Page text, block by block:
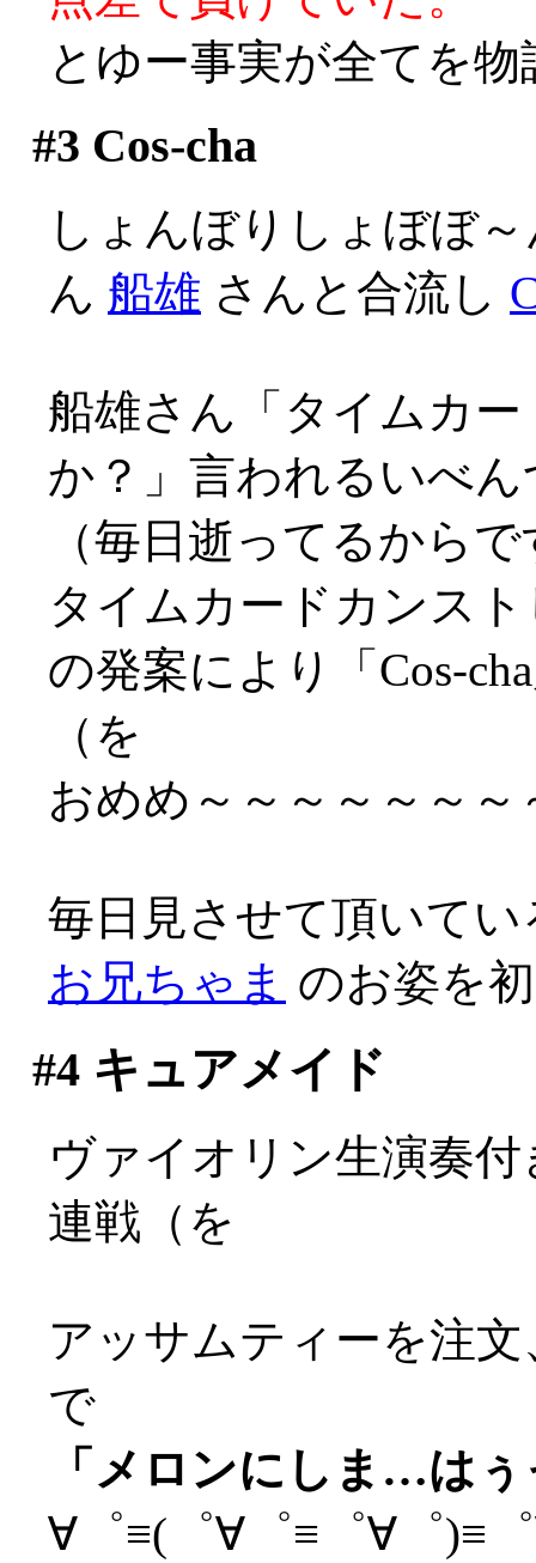
とゆー事実が全てを
#3 Cos-cha
しょんぼりしょぼぼ
ん 船雄 さんと合流し
船雄さん「タイムカ
か？」言われるいべ
（毎日逝ってるから
タイムカードカンス
の発案により「Cos-
（を
おめめ～～～～～～
毎日見させて頂いて
お兄ちゃま のお姿を
#4キュアメイド
ヴァイオリン生演奏
連戦（を
アッサムティーを注
で
「メロンにしま…はぅ
∀゜≡(゜∀゜≡゜∀゜)≡